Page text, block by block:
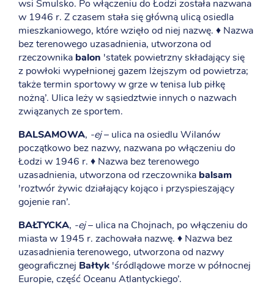
wsi Smulsko. Po włączeniu do Łodzi została nazwana
w 1946 r. Z czasem stała się główną ulicą osiedla
mieszkaniowego, które wzięło od niej nazwę. ♦ Nazwa
bez terenowego uzasadnienia, utworzona od
rzeczownika balon 'statek powietrzny składający się
z powłoki wypełnionej gazem lżejszym od powietrza;
także termin sportowy w grze w tenisa lub piłkę
nożną’. Ulica leży w sąsiedztwie innych o nazwach
związanych ze sportem.
BALSAMOWA, -ej– ulica na osiedlu Wilanów
początkowo bez nazwy, nazwana po włączeniu do
Łodzi w 1946 r. ♦ Nazwa bez terenowego
uzasadnienia, utworzona od rzeczownika balsam
'roztwór żywic działający kojąco i przyspieszający
gojenie ran’.
BAŁTYCKA, -ej– ulica na Chojnach, po włączeniu do
miasta w 1945 r. zachowała nazwę. ♦ Nazwa bez
uzasadnienia terenowego, utworzona od nazwy
geograficznej Bałtyk 'śródlądowe morze w północnej
Europie, część Oceanu Atlantyckiego’.